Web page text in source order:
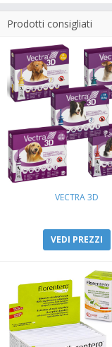
Prodotti consigliati
VECTRA 3D
VEDI PREZZI